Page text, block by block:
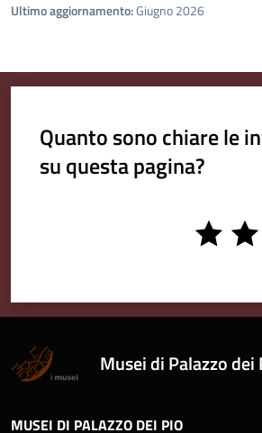
Ultimo aggiornamento:Giugno 2026
Quanto sono chiare le
su questa pagina?
2
stars
1
stars
Musei di Palazzo dei
MUSEI DI PALAZZO DEI PIO